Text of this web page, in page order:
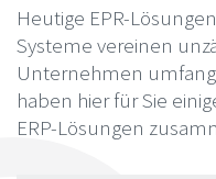
Heutige EPR-
Systeme vereinen
Unternehmen
haben hier für Sie
ERP-Lösungen